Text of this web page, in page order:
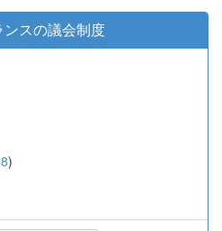
ンスの議会制度
)